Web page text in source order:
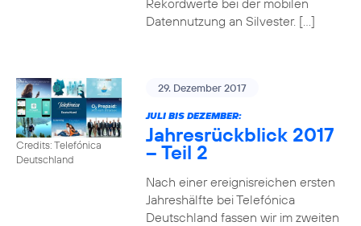
Rekordwerte bei der mobilen
Datennutzung an Silvester. […]
Credits: Telefónica
Deutschland
29. Dezember 2017
JULI BIS DEZEMBER:
Jahresrückblick 2017
– Teil 2
Nach einer ereignisreichen ersten
Jahreshälfte bei Telefónica
Deutschland fassen wir im zweiten